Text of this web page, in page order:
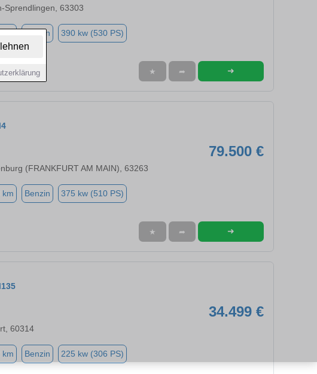
Sprendlingen, 63303
Benzin 390 kw (530 PS)
★ ➦ ➜
79.500 €
(FRANKFURT AM MAIN), 63263
km Benzin 375 kw (510 PS)
★ ➦ ➜
34.499 €
60314
km Benzin 225 kw (306 PS)